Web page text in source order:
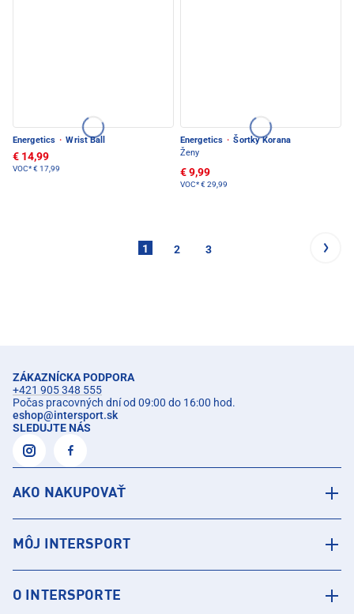
Energetics · Wrist Ball
€ 14,99
VOC*€ 17,99
Energetics · Šortky Korana
Ženy
€ 9,99
VOC*€ 29,99
1 2 3
ZÁKAZNÍCKA PODPORA
+421 905 348 555
Počas pracovných dní od 09:00 do 16:00 hod.
eshop@intersport.sk
SLEDUJTE NÁS
AKO NAKUPOVAŤ
MÔJ INTERSPORT
O INTERSPORTE